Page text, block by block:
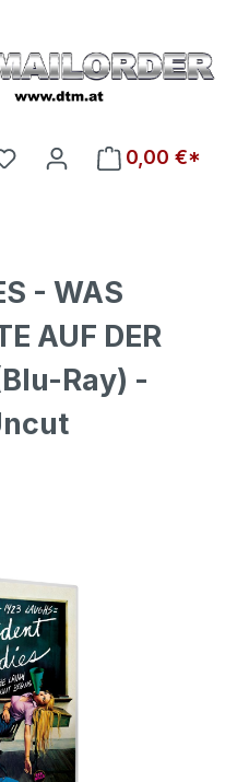
Du hast 0 Produkte auf
0,00 €*
- WAS
AUF DER
Ray) -